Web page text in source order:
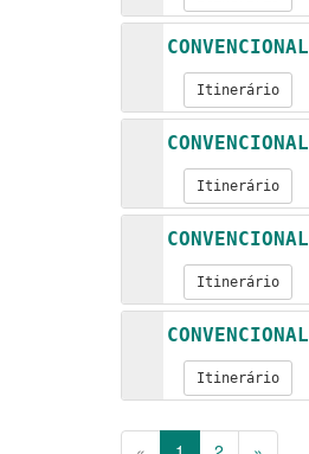
CONVENCIONAL
Itinerário
CONVENCIONAL
Itinerário
CONVENCIONAL
Itinerário
CONVENCIONAL
Itinerário